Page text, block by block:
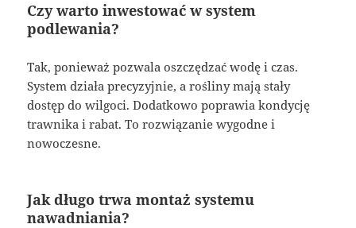
Czy warto inwestować w system
podlewania?
Tak, ponieważ pozwala oszczędzać wodę i czas.
System działa precyzyjnie, a rośliny mają stały
dostęp do wilgoci. Dodatkowo poprawia kondycję
trawnika i rabat. To rozwiązanie wygodne i
nowoczesne.
Jak długo trwa montaż systemu
nawadniania?